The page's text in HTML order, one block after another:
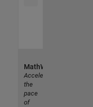
MathWorks
Accelerating
the
pace
of